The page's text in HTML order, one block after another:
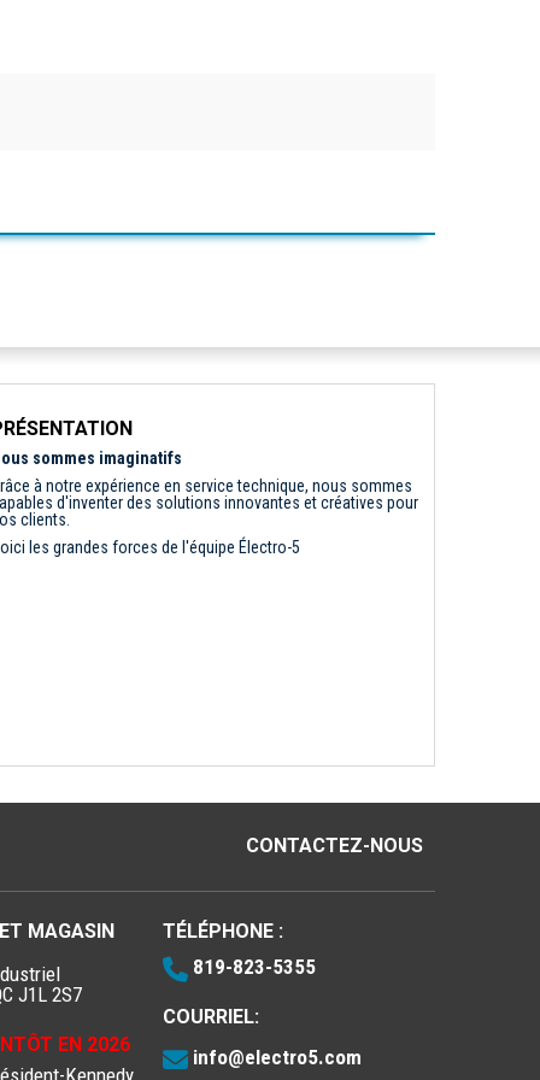
sommes imaginatifs
à notre expérience en service technique, nous sommes
d'inventer des solutions innovantes et créatives pour
clients.
les grandes forces de l'équipe Électro-5
CONTACTEZ-NOUS
MAGASIN
J1L 2S7
EN 2026
TÉLÉPHONE :
819-823-5355
COURRIEL:
info@electro5.com